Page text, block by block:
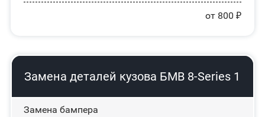
от 800 ₽
Замена деталей кузова БМВ 8-Series 1
Замена бампера